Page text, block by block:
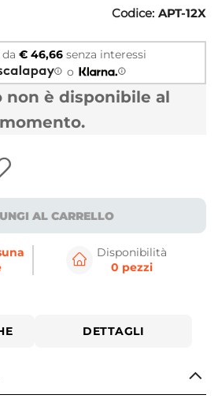
Codice: APT-12X
€ 46,66 senza interessi
o
è disponibile al
momento.
AL CARRELLO
Disponibilità
0 pezzi
DETTAGLI